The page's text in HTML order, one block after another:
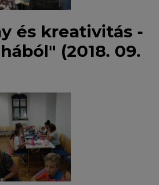
és kreativitás -
(2018. 09.